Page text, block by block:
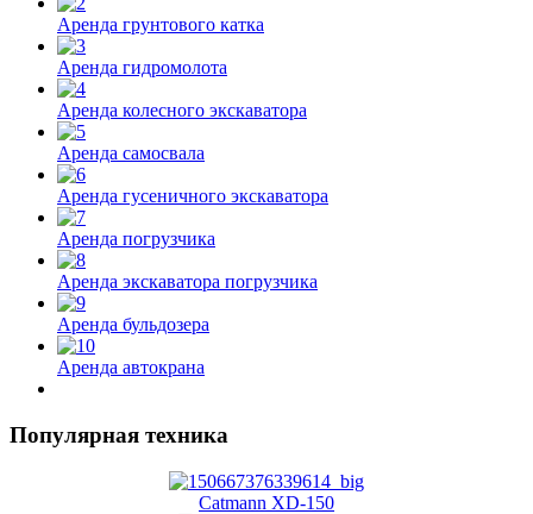
Аренда грунтового катка
Аренда гидромолота
Аренда колесного экскаватора
Аренда самосвала
Аренда гусеничного экскаватора
Аренда погрузчика
Аренда экскаватора погрузчика
Аренда бульдозера
Аренда автокрана
Популярная техника
Catmann XD-150